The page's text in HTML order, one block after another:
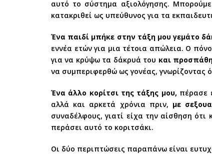
αυτό το σύστημα αξιολόγησης.
κατακριθεί ως υπεύθυνος για τα
Ένα παιδί μπήκε στην τάξη μου γεμάτο
εννέα ετών για μια τέτοια απώλεια. Ο
για να κρύψω τα δάκρυά του και
να συμπεριφερθώ ως γονέας, γνωρίζοντας
Ένα άλλο κορίτσι της τάξης μου, πέρασε
αλλά και αρκετά χρόνια πριν, με
συναδέλφους, γιατί είχα την αίσθηση
περάσει αυτό το κοριτσάκι.
Οι δύο περιπτώσεις παραπάνω είναι